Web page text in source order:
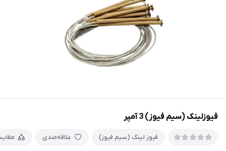
فیوزلینک (سیم فیوز) 3 آمپر
فیوز لینک (سیم فیوز) علاقه‌مندی